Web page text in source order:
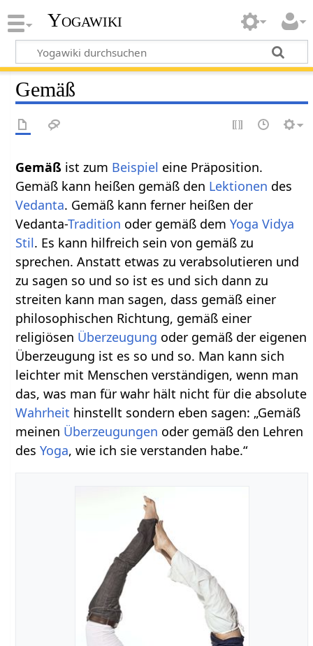
Yogawiki
Gemäß
ist zum Beispiel eine Präposition.
Gemäß kann heißen gemäß den Lektionen des
Vedanta. Gemäß kann ferner heißen der
Vedanta-Tradition oder gemäß demYoga Vidya
Stil. Es kann hilfreich sein von gemäß zu
sprechen. Anstatt etwas zu verabsolutieren und
zu sagen so und so ist es und sich dann zu
streiten kann man sagen, dass gemäß einer
philosophischen Richtung, gemäß einer
religiösen Überzeugung oder gemäß der eigenen
Überzeugung ist es so und so. Man kann sich
leichter mit Menschen verständigen, wenn man
das, was man für wahr hält nicht für die absolute
Wahrheit hinstellt sondern eben sagen: „Gemäß
meinen Überzeugungen oder gemäß den Lehren
desYoga, wie ich sie verstanden habe.“